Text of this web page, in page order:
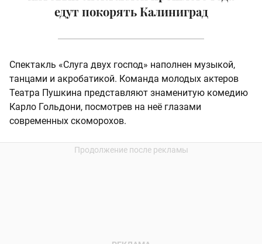
едут покорять Калиниград
Спектакль «Слуга двух господ» наполнен музыкой,
танцами и акробатикой. Команда молодых актеров
Театра Пушкина представляют знаменитую комедию
Карло Гольдони, посмотрев на неё глазами
современных скоморохов.